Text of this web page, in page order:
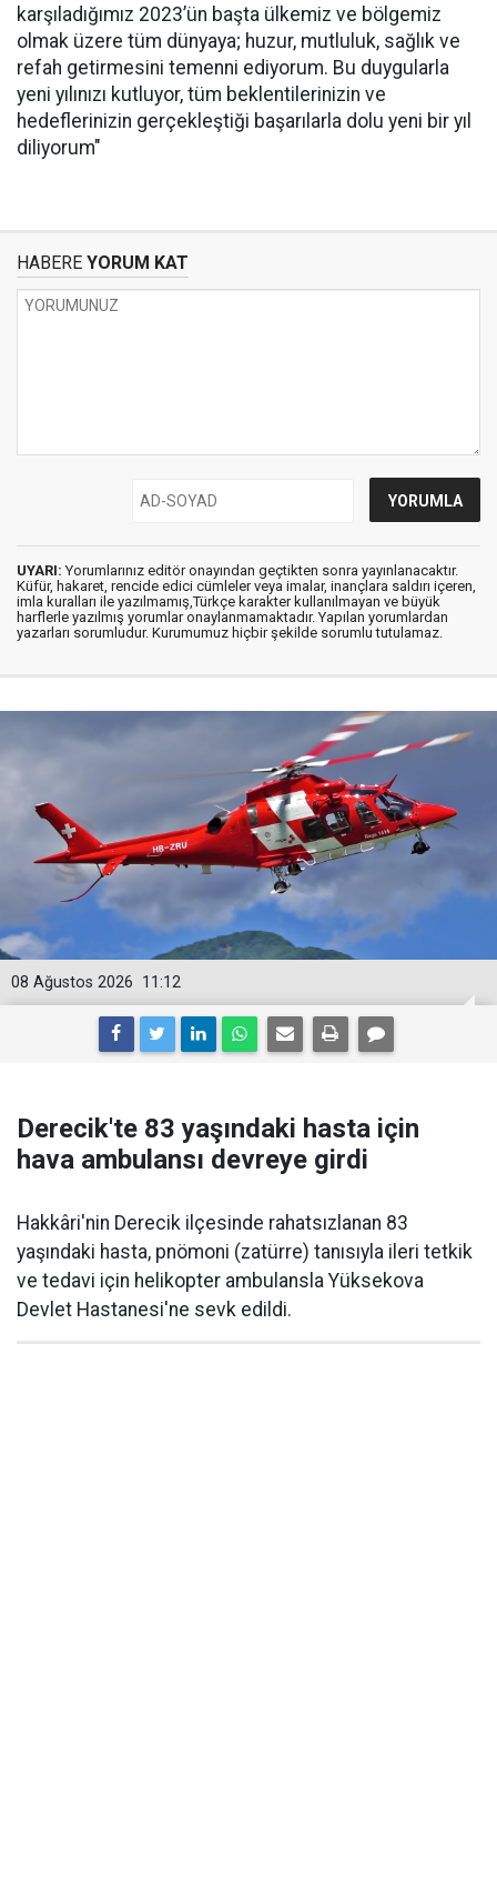
karşıladığımız 2023’ün başta ülkemiz ve bölgemiz
olmak üzere tüm dünyaya; huzur, mutluluk, sağlık ve
refah getirmesini temenni ediyorum. Bu duygularla
yeni yılınızı kutluyor, tüm beklentilerinizin ve
hedeflerinizin gerçekleştiği başarılarla dolu yeni bir yıl
diliyorum"
HABERE YORUM KAT
UYARI: Yorumlarınız editör onayından geçtikten sonra yayınlanacaktır.
Küfür, hakaret, rencide edici cümleler veya imalar, inançlara saldırı içeren,
imla kuralları ile yazılmamış,Türkçe karakter kullanılmayan ve büyük
harflerle yazılmış yorumlar onaylanmamaktadır. Yapılan yorumlardan
yazarları sorumludur. Kurumumuz hiçbir şekilde sorumlu tutulamaz.
11:12
08 Ağustos 2026
Derecik'te 83 yaşındaki hasta için
hava ambulansı devreye girdi
Hakkâri'nin Derecik ilçesinde rahatsızlanan 83
yaşındaki hasta, pnömoni (zatürre) tanısıyla ileri tetkik
ve tedavi için helikopter ambulansla Yüksekova
Devlet Hastanesi'ne sevk edildi.